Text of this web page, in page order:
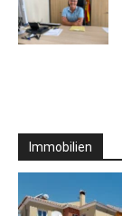
Immobilien